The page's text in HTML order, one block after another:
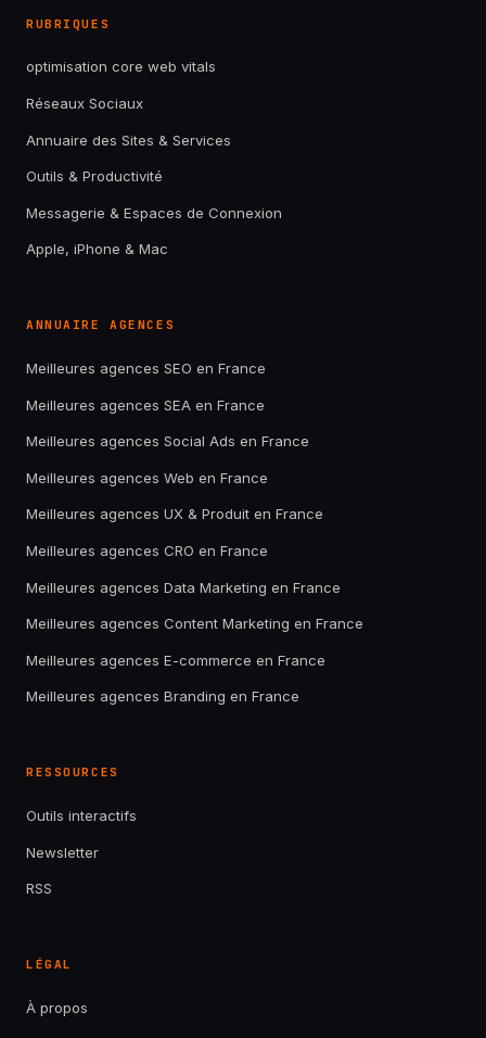
RUBRIQUES
optimisation core web vitals
Réseaux Sociaux
Annuaire des Sites & Services
Outils & Productivité
Messagerie & Espaces de Connexion
Apple, iPhone & Mac
ANNUAIRE AGENCES
Meilleures agences SEO en France
Meilleures agences SEA en France
Meilleures agences Social Ads en France
Meilleures agences Web en France
Meilleures agences UX & Produit en France
Meilleures agences CRO en France
Meilleures agences Data Marketing en France
Meilleures agences Content Marketing en France
Meilleures agences E-commerce en France
Meilleures agences Branding en France
RESSOURCES
Outils interactifs
Newsletter
RSS
LÉGAL
À propos